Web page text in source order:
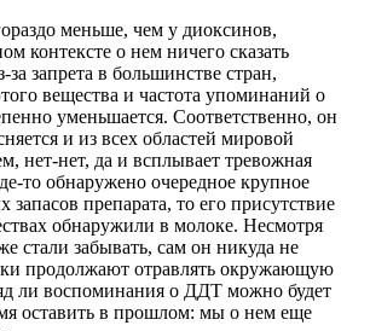
меньше, чем у диоксинов,
контексте о нем ничего сказать
за запрета в большинстве стран,
вещества и частота упоминаний о
уменьшается. Соответственно, он
и из всех областей мировой
нет-нет, да и всплывает тревожная
то обнаружено очередное крупное
запасов препарата, то его присутствие
обнаружили в молоке. Несмотря
стали забывать, сам он никуда не
продолжают отравлять окружающую
ли воспоминания о ДДТ можно будет
оставить в прошлом: мы о нем еще